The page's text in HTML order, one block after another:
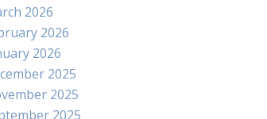
2026
2026
2026
2025
2025
2025